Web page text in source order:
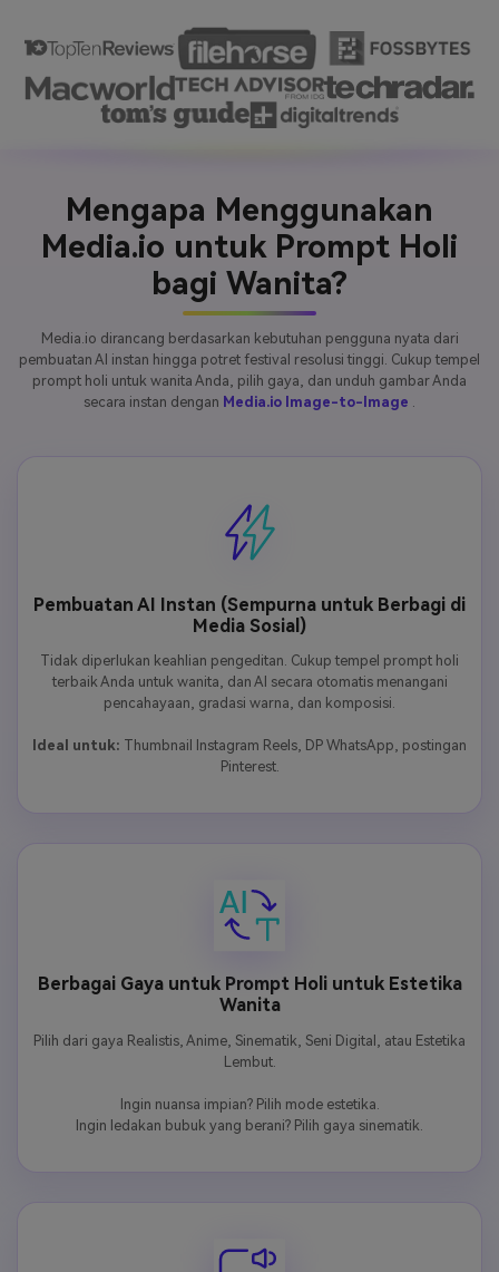
Mengapa Menggunakan
Media.io untuk Prompt Holi
bagi Wanita?
Media.io dirancang berdasarkan kebutuhan pengguna nyata dari
pembuatan AI instan hingga potret festival resolusi tinggi. Cukup tempel
prompt holi untuk wanita Anda, pilih gaya, dan unduh gambar Anda
secara instan dengan Media.io Image-to-Image .
Pembuatan AI Instan (Sempurna untuk Berbagi di
Media Sosial)
Tidak diperlukan keahlian pengeditan. Cukup tempel prompt holi
terbaik Anda untuk wanita, dan AI secara otomatis menangani
pencahayaan, gradasi warna, dan komposisi.
Ideal untuk: Thumbnail Instagram Reels, DP WhatsApp, postingan
Pinterest.
Berbagai Gaya untuk Prompt Holi untuk Estetika
Wanita
Pilih dari gaya Realistis, Anime, Sinematik, Seni Digital, atau Estetika
Lembut.
Ingin nuansa impian? Pilih mode estetika.
Ingin ledakan bubuk yang berani? Pilih gaya sinematik.